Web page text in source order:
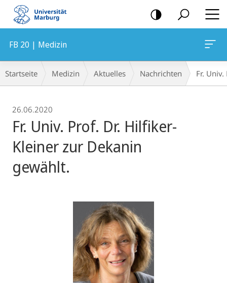
Mobile-
Navigation
FB 20 | Medizin
Breadcrumb-
Navigation
Startseite Medizin Aktuelles Nachrichten Fr.
26.06.2020
Fr. Univ. Prof. Dr. Hilfiker-
Kleiner zur Dekanin
gewählt.